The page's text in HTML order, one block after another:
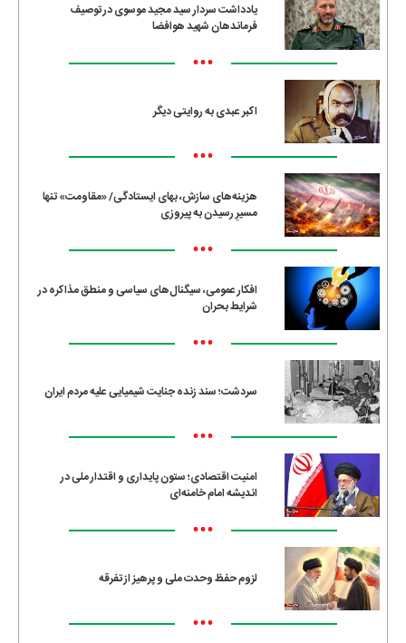
یادداشت سردار سید مجید موسوی در توصیف
فرماندهان شهید هوافضا
•••
اکبر عبدی به روایتی دیگر
•••
هزینه‌های سازش، بهای ایستادگی/ «مقاومت» تنها
مسیرِ رسیدن به پیروزی
•••
افکار عمومی، سیگنال‌های سیاسی و منطق مذاکره در
شرایط بحران
•••
سردشت؛ سند زنده جنایت شیمیایی علیه مردم ایران
•••
امنیت اقتصادی؛ ستون پایداری و اقتدار ملی در
اندیشه امام خامنه‌ای
•••
لزوم حفظ وحدت ملی و پرهیز از تفرقه
•••